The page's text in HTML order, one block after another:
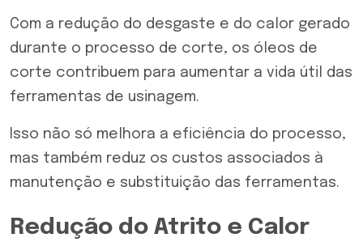
Com a redução do desgaste e do calor gerado
durante o processo de corte, os óleos de
corte contribuem para aumentar a vida útil das
ferramentas de usinagem.
Isso não só melhora a eficiência do processo,
mas também reduz os custos associados à
manutenção e substituição das ferramentas.
Redução do Atrito e Calor